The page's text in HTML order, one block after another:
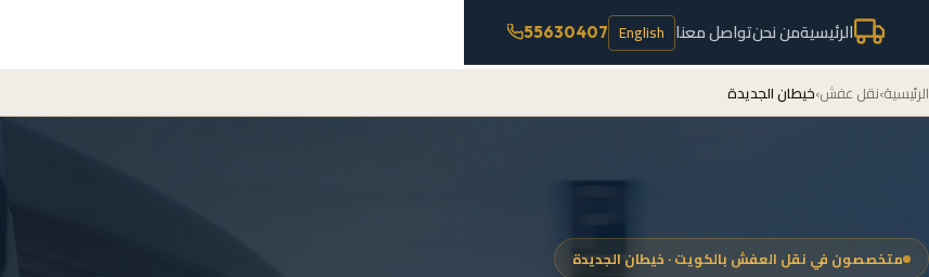
الرئيسيةمن نحنتواصل معنا English
55630407
الرئيسية›نقل عفش›خيطان الجديدة
متخصصون في نقل العفش بالكويت · خيطان الجديدة